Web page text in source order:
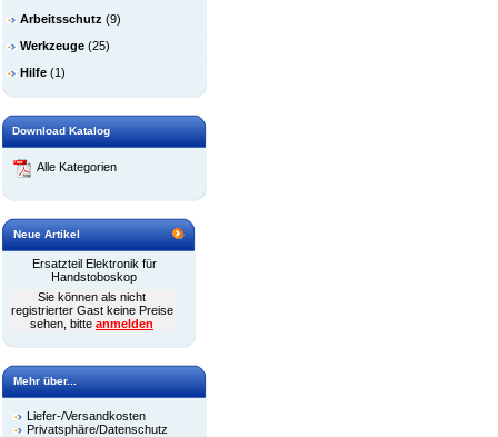
Arbeitsschutz (9)
Werkzeuge (25)
Hilfe (1)
Download Katalog
Alle Kategorien
Neue Artikel
Ersatzteil Elektronik für
Handstoboskop
Sie können als nicht
registrierter Gast keine Preise
sehen, bitte anmelden
Mehr über...
Liefer-/Versandkosten
Privatsphäre/Datenschutz